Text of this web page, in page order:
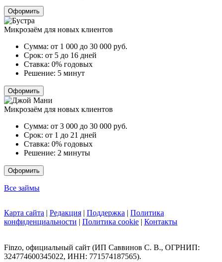
Оформить
Микрозаём для новых клиентов
Сумма: от 1 000 до 30 000 руб.
Срок: от 5 до 16 дней
Ставка: 0% годовых
Решение: 5 минут
Оформить
Микрозаём для новых клиентов
Сумма: от 3 000 до 30 000 руб.
Срок: от 1 до 21 дней
Ставка: 0% годовых
Решение: 2 минуты
Оформить
Все займы
Карта сайта | Редакция | Поддержка | Политика
конфиденциальности | Политика cookie | Контакты
Finzo, официальный сайт (ИП Саввинов С. В., ОГРНИП:
324774600345022, ИНН: 771574187565).